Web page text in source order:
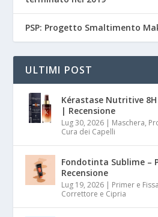
PSP: Progetto Smaltimento
ULTIMI POST
Kérastase Nutritive
| Recensione
Lug 30, 2026 | Maschera,
Cura dei Capelli
Fondotinta Sublime –
Recensione
Lug 19, 2026 | Primer e
Correttore e Cipria